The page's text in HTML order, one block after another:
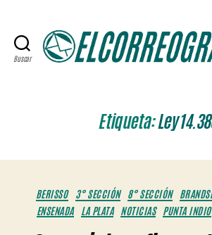
Buscar
Etiqueta:Ley
Categorías
BERISSO 3° SECCIÓN 8° SECCIÓN
ENSENADA
LA PLATA NOTICIAS PUNTA INDIO